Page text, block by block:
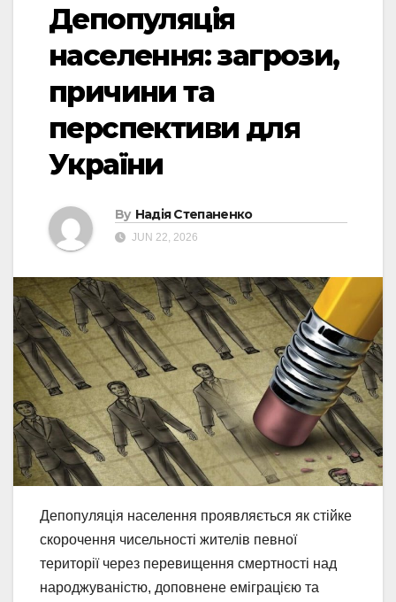
Депопуляція
населення: загрози,
причини та
перспективи для
України
By Надія Степаненко
JUN 22, 2026
Депопуляція населення проявляється як стійке
скорочення чисельності жителів певної
території через перевищення смертності над
народжуваністю, доповнене еміграцією та